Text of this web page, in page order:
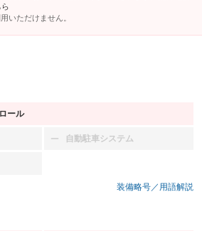
ら
いただけません。
ール
自動駐車システム
：装備なし
装備略号／用語解説